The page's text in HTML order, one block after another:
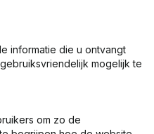
Mannenmode?
informatie die u ontvangt
mogelijk te
om zo de